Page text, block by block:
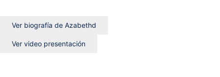
Ver biografía de Azabethd
Ver video presentación